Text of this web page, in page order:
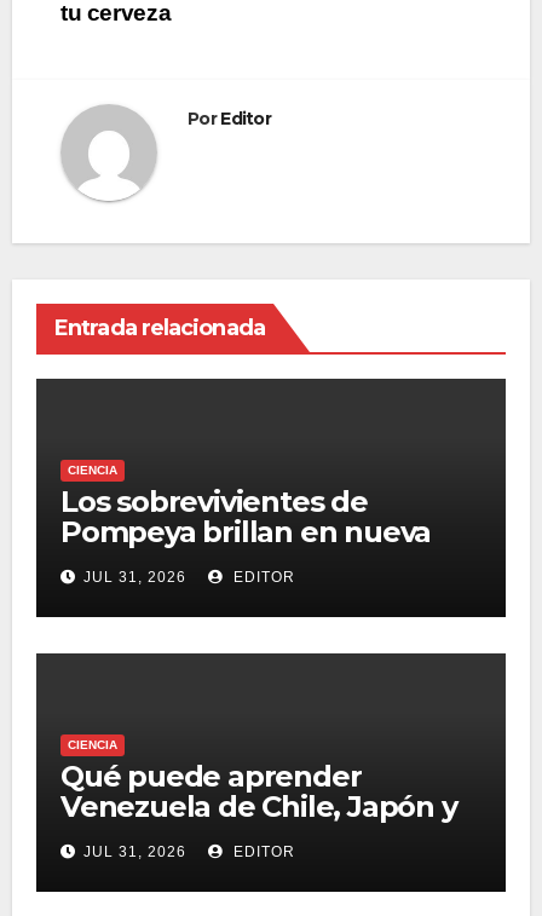
tu cerveza
PorEditor
Entrada relacionada
CIENCIA
Los sobrevivientes de
Pompeya brillan en nueva
serie documental
JUL 31, 2026 EDITOR
CIENCIA
Qué puede aprender
Venezuela de Chile, Japón y
otros países que construyen
edificios ‘sobre patines’ para
resistir terremotos
JUL 31, 2026 EDITOR